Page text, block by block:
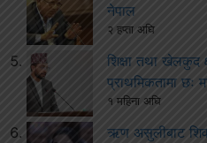
नेपाल
२ हप्ता अघि
शिक्षा तथा खेलकुद
प्राथमिकतामा छः
१ महिना अघि
ऋण असुलीबाट